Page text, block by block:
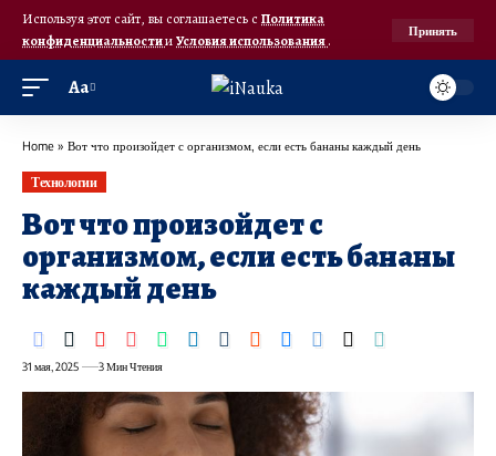
Используя этот сайт, вы соглашаетесь с Политика
конфиденциальностииУсловия использования.
Принять
Аа
Home » Вот что произойдет с организмом, если есть бананы каждый день
Технологии
Вот что произойдет с
организмом, если есть бананы
каждый день
31 мая, 2025 3 Мин Чтения